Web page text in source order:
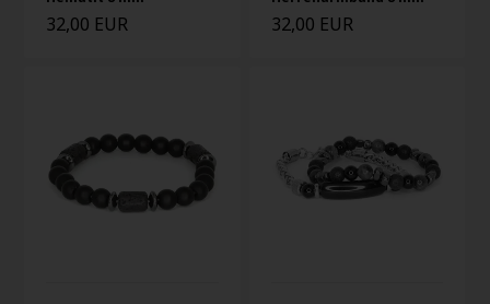
32,00 EUR 32,00 EUR